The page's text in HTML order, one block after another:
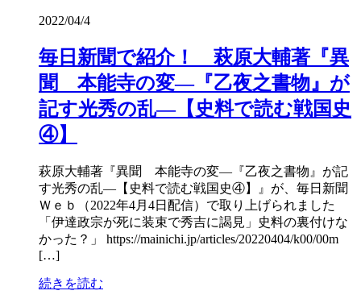
2022/04/4
毎日新聞で紹介！ 萩原大輔著『異
聞 本能寺の変―『乙夜之書物』が
記す光秀の乱―【史料で読む戦国史
④】
萩原大輔著『異聞 本能寺の変―『乙夜之書物』が記
す光秀の乱―【史料で読む戦国史④】』が、毎日新聞
Ｗｅｂ（2022年4月4日配信）で取り上げられました
「伊達政宗が死に装束で秀吉に謁見」史料の裏付けな
かった？」 https://mainichi.jp/articles/20220404/k00/00m
[…]
続きを読む